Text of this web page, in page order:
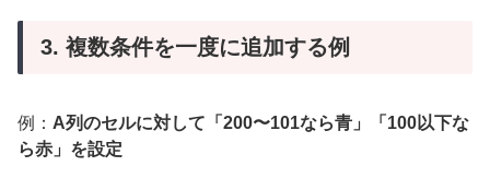
3. 複数条件を一度に追加する例
例： A列のセルに対して「200〜101なら青」
「100以下な
ら赤」 を設定